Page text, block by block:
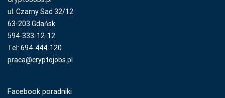
ul. Czarny Sad 32/12
63-203 Gdańsk
594-333-12-12
Tel: 694-444-120
praca@cryptojobs.pl
Facebook poradniki